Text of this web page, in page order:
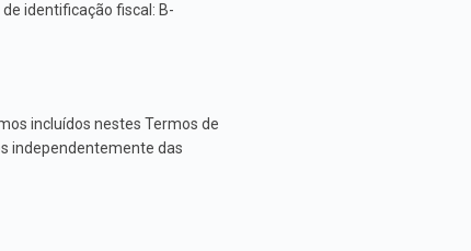
identificação fiscal: B-
incluídos nestes Termos de
independentemente das